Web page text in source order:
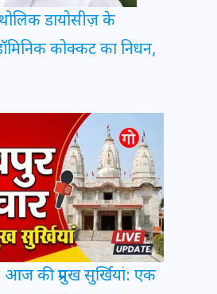
डायोसीज़ के
कोक्कट का निधन,
आज की प्रमुख सुर्खियां: एक